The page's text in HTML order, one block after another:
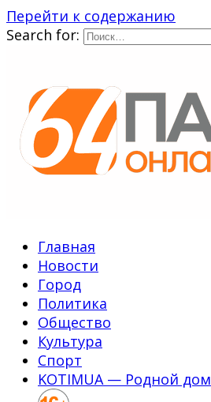
Перейти к содержанию
Search for:
Главная
Новости
Город
Политика
Общество
Культура
Спорт
KOTIMUA — Родной дом